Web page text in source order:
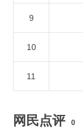
9
10
11
网民点评 0